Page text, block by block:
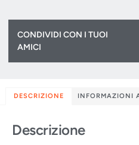
CONDIVIDI CON I TUOI
AMICI
DESCRIZIONE INFORMAZIONI
Descrizione